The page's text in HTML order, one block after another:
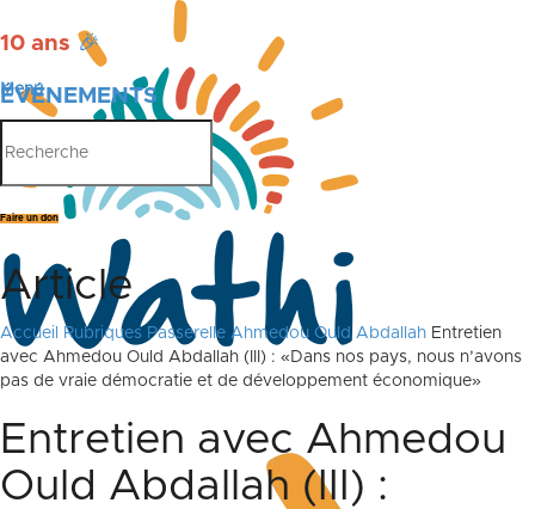
10 ans 🎉
ÉVÉNEMENTS
PUBLICATIONS
Menu
Faire un don
Article
Accueil Rubriques Passerelle Ahmedou Ould Abdallah Entretien
avec Ahmedou Ould Abdallah (III) : «Dans nos pays, nous n’avons
pas de vraie démocratie et de développement économique»
Entretien avec Ahmedou
Ould Abdallah (III) :